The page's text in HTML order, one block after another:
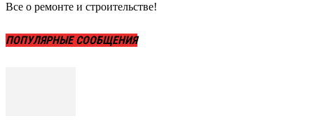
Все о ремонте и строительстве!
ПОПУЛЯРНЫЕ СООБЩЕНИЯ